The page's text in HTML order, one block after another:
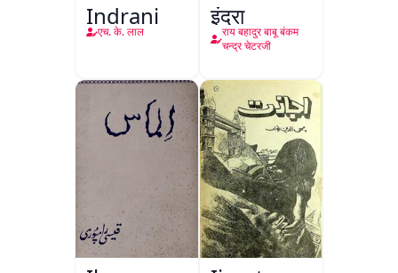
Indrani
एच. के. लाल
इंद्रा
राय बहादुर बाबू बंकम
चन्द्र चेटरजी